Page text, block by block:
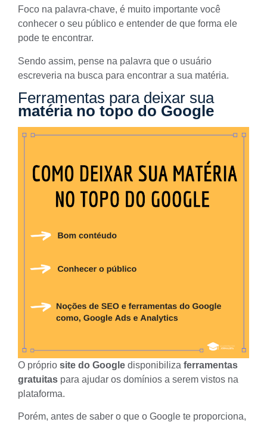
Foco na palavra-chave, é muito importante você
conhecer o seu público e entender de que forma ele
pode te encontrar.
Sendo assim, pense na palavra que o usuário
escreveria na busca para encontrar a sua matéria.
Ferramentas para deixar sua
matéria no topo do Google
O próprio site do Google disponibiliza ferramentas
gratuitas para ajudar os domínios a serem vistos na
plataforma.
Porém, antes de saber o que o Google te proporciona,